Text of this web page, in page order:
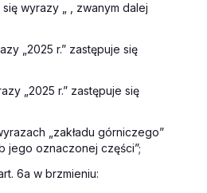
wyrazy „ , zwanym dalej
„2025 r.” zastępuje się
„2025 r.” zastępuje się
„zakładu górniczego”
jego oznaczonej części”;
6a w brzmieniu: